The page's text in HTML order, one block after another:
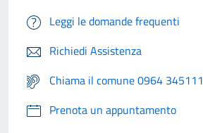
Leggi le domande frequenti
Richiedi Assistenza
Chiama il comune 0964 345111
Prenota un appuntamento